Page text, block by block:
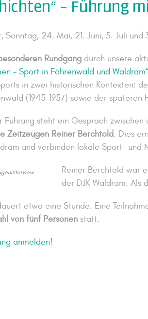
– Führung
Sonntag, 24. Mai, 21. Juni, 5. Juli und
Rundgang durch unsere
– Sport in Föhrenwald und Waldram“
in zwei historischen Kontexten:
(1945–1957) sowie der
Führung steht ein Gespräch
Zeitzeugen Reiner Berchtold. Dies
und verbinden lokale Sport- und
Reiner Berchtold war
der DJK Waldram. Als
etwa eine Stunde. Eine
von fünf Personen statt.
anmelden!